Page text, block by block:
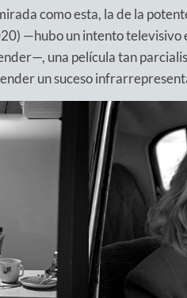
como esta, la de la
—hubo un intento televisivo
una película tan
un suceso